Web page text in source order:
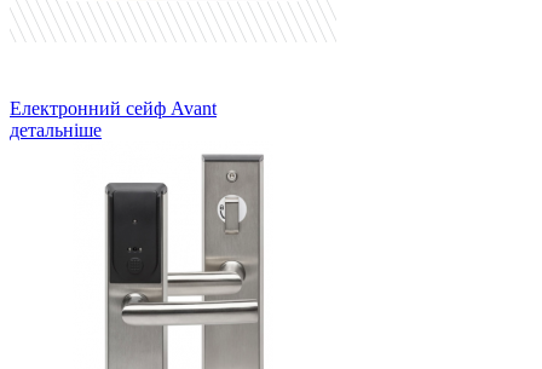
Електронний сейф Avant
детальніше